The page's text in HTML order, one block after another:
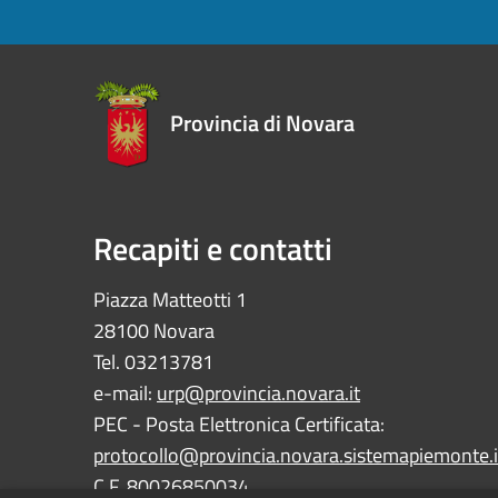
Provincia di Novara
Recapiti e contatti
Piazza Matteotti 1
28100 Novara
Tel. 03213781
e-mail: urp@provincia.novara.it
PEC - Posta Elettronica Certificata:
C.F. 80026850034